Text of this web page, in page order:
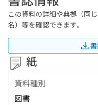
この資料の詳細や典拠（同
名）等を確認できます。
紙
資料種別
図書